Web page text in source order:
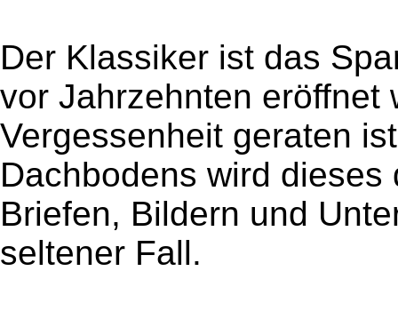
Der Klassiker ist das
vor Jahrzehnten eröffnet
Vergessenheit geraten
Dachbodens wird
Briefen, Bildern und
seltener Fall.